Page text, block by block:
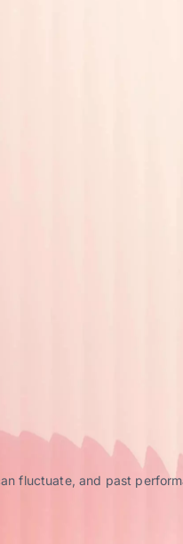
fluctuate, and past